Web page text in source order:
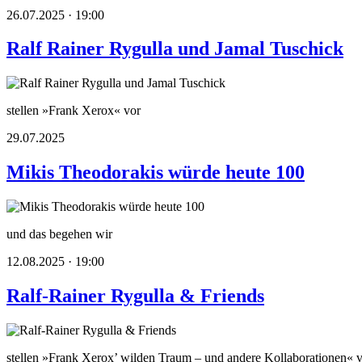
26.07.2025 · 19:00
Ralf Rainer Rygulla und Jamal Tuschick
stellen »Frank Xerox« vor
29.07.2025
Mikis Theodorakis würde heute 100
und das begehen wir
12.08.2025 · 19:00
Ralf-Rainer Rygulla & Friends
stellen »Frank Xerox’ wilden Traum – und andere Kollaborationen«